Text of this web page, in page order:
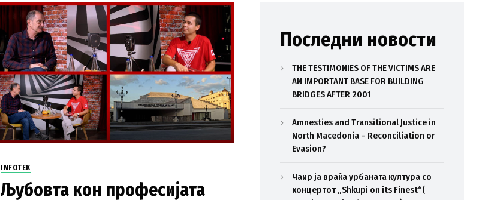
INFOTEK
Љубовта кон професијата
Последни новости
THE TESTIMONIES OF THE VICTIMS ARE
AN IMPORTANT BASE FOR BUILDING
BRIDGES AFTER 2001
Amnesties and Transitional Justice in
North Macedonia – Reconciliation or
Evasion?
Чаир ја враќа урбаната култура со
концертот „Shkupi on its Finest“(